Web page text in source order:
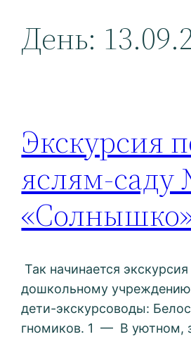
День:
Экскурсия
яслям-
Так начинается
дошкольному
дети-экскурсоводы:
гномиков. 1 — В уютном,